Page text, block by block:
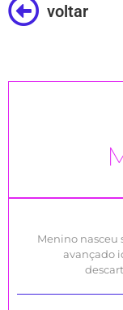
voltar
Menino nasceu
avançado